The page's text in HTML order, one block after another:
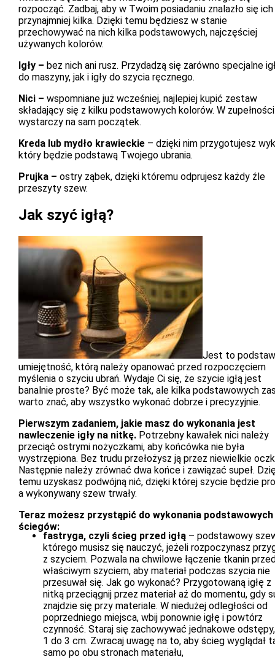
rozpocząć. Zadbaj, aby w Twoim posiadaniu znalazło się ich
przynajmniej kilka. Dzięki temu będziesz w stanie
przechowywać na nich kilka podstawowych, najczęściej
używanych kolorów.
Igły – bez nich ani rusz. Przydadzą się zarówno specjalne
do maszyny, jak i igły do szycia ręcznego.
Nici – wspomniane już wcześniej, najlepiej kupić zestaw
składający się z kilku podstawowych kolorów. W zupełności
wystarczy na sam początek.
Kreda lub mydło krawieckie – dzięki nim przygotujesz
który będzie podstawą Twojego ubrania.
Prujka – ostry ząbek, dzięki któremu odprujesz każdy źle
przeszyty szew.
Jak szyć igłą?
Jest to
umiejętność, którą należy opanować przed rozpoczęciem
myślenia o szyciu ubrań. Wydaje Ci się, że szycie igłą jest
banalnie proste? Być może tak, ale kilka podstawowych
warto znać, aby wszystko wykonać dobrze i precyzyjnie.
Pierwszym zadaniem, jakie masz do wykonania jest
nawleczenie igły na nitkę. Potrzebny kawałek nici należy
przeciąć ostrymi nożyczkami, aby końcówka nie była
wystrzępiona. Bez trudu przełożysz ją przez niewielkie
Następnie należy zrównać dwa końce i zawiązać supeł.
temu uzyskasz podwójną nić, dzięki której szycie będzie
a wykonywany szew trwały.
Teraz możesz przystąpić do wykonania podstawowych
ściegów:
fastryga, czyli ścieg przed igłą – podstawowy
którego musisz się nauczyć, jeżeli rozpoczynasz
z szyciem. Pozwala na chwilowe łączenie tkanin
właściwym szyciem, aby materiał podczas szycia nie
przesuwał się. Jak go wykonać? Przygotowaną igłę z
nitką przeciągnij przez materiał aż do momentu, gdy
znajdzie się przy materiale. W niedużej odległości od
poprzedniego miejsca, wbij ponownie igłę i powtórz
czynność. Staraj się zachowywać jednakowe
1 do 3 cm. Zwracaj uwagę na to, aby ścieg wyglądał
samo po obu stronach materiału,